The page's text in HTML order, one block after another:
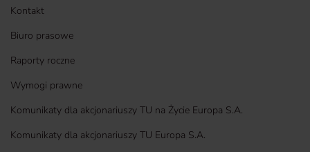
Kontakt
Biuro prasowe
Raporty roczne
Wymogi prawne
Komunikaty dla akcjonariuszy TU na Życie Europa S.A.
Komunikaty dla akcjonariuszy TU Europa S.A.